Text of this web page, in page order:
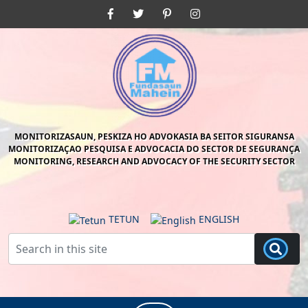
FacebookTwitter Pinterest
MONITORIZASAUN, PESKIZA HO ADVOKASIA BA SEITOR SIGURANSA
MONITORIZAÇAO PESQUISA E ADVOCACIA DO SECTOR DE SEGURANÇA
MONITORING, RESEARCH AND ADVOCACY OF THE SECURITY SECTOR
TETUN ENGLISH